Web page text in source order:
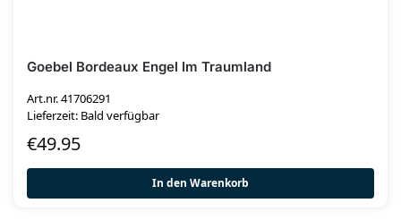
Goebel Bordeaux Engel Im Traumland
Art.nr. 41706291
Lieferzeit: Bald verfügbar
€49.95
In den Warenkorb